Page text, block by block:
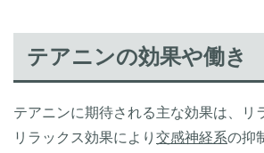
テアニンの効果や働き
テアニンに期待される主な効果は、リ
リラックス効果により 交感神経系の抑